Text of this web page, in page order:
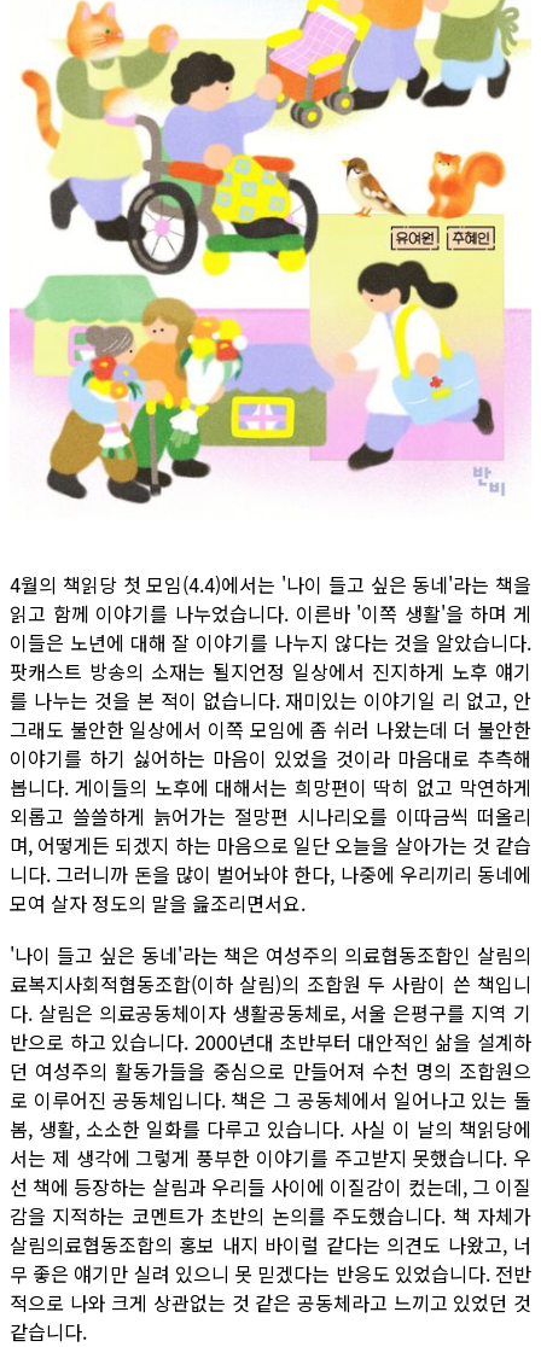
4월의 책읽당 첫 모임(4.4)에서는 '나이 들고 싶은 동네'라는 책을
읽고 함께 이야기를 나누었습니다. 이른바 '이쪽 생활'을 하며 게
이들은 노년에 대해 잘 이야기를 나누지 않다는 것을 알았습니다.
팟캐스트 방송의 소재는 될지언정 일상에서 진지하게 노후 얘기
를 나누는 것을 본 적이 없습니다. 재미있는 이야기일 리 없고, 안
그래도 불안한 일상에서 이쪽 모임에 좀 쉬러 나왔는데 더 불안한
이야기를 하기 싫어하는 마음이 있었을 것이라 마음대로 추측해
봅니다. 게이들의 노후에 대해서는 희망편이 딱히 없고 막연하게
외롭고 쓸쓸하게 늙어가는 절망편 시나리오를 이따금씩 떠올리
며, 어떻게든 되겠지 하는 마음으로 일단 오늘을 살아가는 것 같습
니다. 그러니까 돈을 많이 벌어놔야 한다, 나중에 우리끼리 동네에
모여 살자 정도의 말을 읊조리면서요.
'나이 들고 싶은 동네'라는 책은 여성주의 의료협동조합인 살림의
료복지사회적협동조합(이하 살림)의 조합원 두 사람이 쓴 책입니
다. 살림은 의료공동체이자 생활공동체로, 서울 은평구를 지역 기
반으로 하고 있습니다. 2000년대 초반부터 대안적인 삶을 설계하
던 여성주의 활동가들을 중심으로 만들어져 수천 명의 조합원으
로 이루어진 공동체입니다. 책은 그 공동체에서 일어나고 있는 돌
봄, 생활, 소소한 일화를 다루고 있습니다. 사실 이 날의 책읽당에
서는 제 생각에 그렇게 풍부한 이야기를 주고받지 못했습니다. 우
선 책에 등장하는 살림과 우리들 사이에 이질감이 컸는데, 그 이질
감을 지적하는 코멘트가 초반의 논의를 주도했습니다. 책 자체가
살림의료협동조합의 홍보 내지 바이럴 같다는 의견도 나왔고, 너
무 좋은 얘기만 실려 있으니 못 믿겠다는 반응도 있었습니다. 전반
적으로 나와 크게 상관없는 것 같은 공동체라고 느끼고 있었던 것
같습니다.